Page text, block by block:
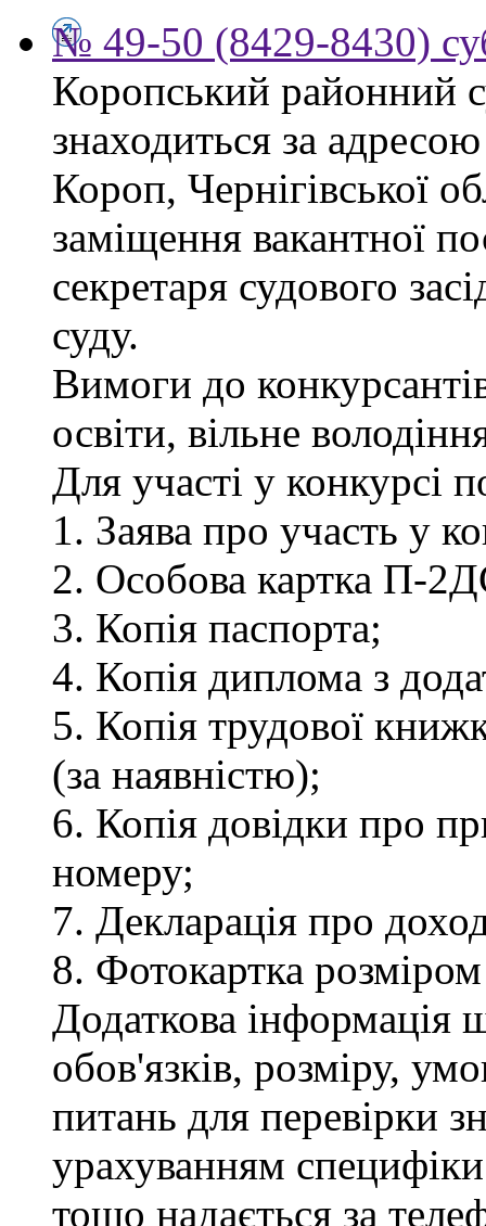
№ 49-50 (8429-8430)
Коропський районний
знаходиться за
Короп, Чернігівської
заміщення вакантної
секретаря судового
суду.
Вимоги до
освіти, вільне
Для участі у конкурсі
1. Заява про участь у
2. Особова картка П-
3. Копія паспорта;
4. Копія диплома з
5. Копія трудової
(за наявністю);
6. Копія довідки про
номеру;
7. Декларація про
8. Фотокартка
Додаткова інформація
обов'язків, розміру,
питань для перевірки
урахуванням
тощо надається за